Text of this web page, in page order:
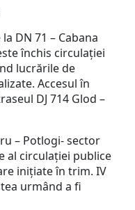
DN 71 – Cabana
închis circulaţiei
lucrările de
Accesul în
DJ 714 Glod –
– Potlogi- sector
al circulaţiei publice
iniţiate în trim. IV
urmând a fi